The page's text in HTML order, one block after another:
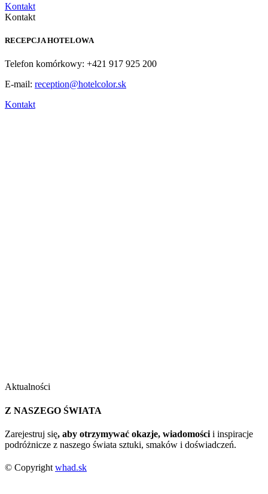
Kontakt
Kontakt
RECEPCJA HOTELOWA
Telefon komórkowy: +421 917 925 200
E-mail: reception@hotelcolor.sk
Kontakt
Aktualności
Z NASZEGO ŚWIATA
Zarejestruj się, aby otrzymywać okazje, wiadomości i inspiracje
podróżnicze z naszego świata sztuki, smaków i doświadczeń.
© Copyright whad.sk